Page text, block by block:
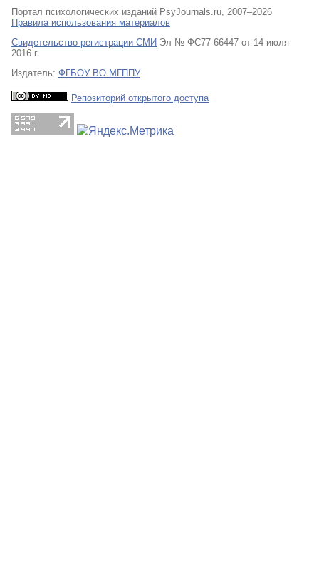
Портал психологических изданий PsyJournals.ru, 2007–2026
Правила использования материалов
Свидетельство регистрации СМИ Эл № ФС77-66447 от 14 июля
2016 г.
Издатель: ФГБОУ ВО МГППУ
Репозиторий открытого доступа